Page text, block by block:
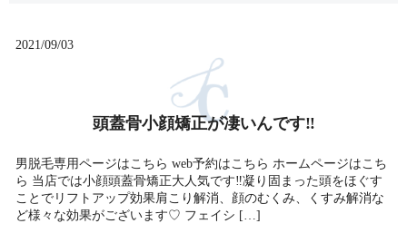
2021/09/03
頭蓋骨小顔矯正が凄いんです‼️
男脱毛専用ページはこちら web予約はこちら ホームページはこち
ら 当店では小顔頭蓋骨矯正大人気です‼️凝り固まった頭をほぐす
ことでリフトアップ効果肩こり解消、顔のむくみ、くすみ解消な
ど様々な効果がございます♡ フェイシ […]